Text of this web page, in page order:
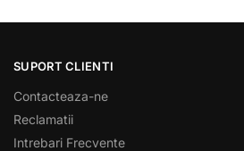
SUPORT CLIENTI
Contacteaza-ne
Reclamatii
Intrebari Frecvente